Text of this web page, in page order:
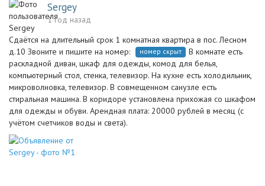
Sergey
1 год назад
Сдаётся на длительный срок 1 комнатная квартира в пос. Лесном
д.10 Звоните и пишите на номер:
номер скрыт
В комнате есть
раскладной диван, шкаф для одежды, комод для белья,
компьютерный стол, стенка, телевизор. На кухне есть холодильник,
микроволновка, телевизор. В совмещенном санузле есть
стиральная машина. В коридоре установлена прихожая со шкафом
для одежды и обуви. Арендная плата: 20000 рублей в месяц (с
учётом счетчиков воды и света).